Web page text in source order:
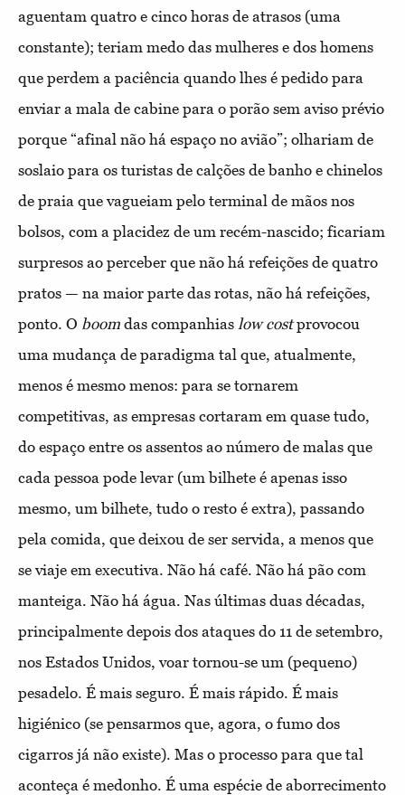
aguentam quatro e cinco horas de atrasos (uma
constante); teriam medo das mulheres e dos homens
que perdem a paciência quando lhes é pedido para
enviar a mala de cabine para o porão sem aviso prévio
porque “afinal não há espaço no avião”; olhariam de
soslaio para os turistas de calções de banho e chinelos
de praia que vagueiam pelo terminal de mãos nos
bolsos, com a placidez de um recém-nascido; ficariam
surpresos ao perceber que não há refeições de quatro
pratos — na maior parte das rotas, não há refeições,
ponto. O boom das companhias low costprovocou
uma mudança de paradigma tal que, atualmente,
menos é mesmo menos: para se tornarem
competitivas, as empresas cortaram em quase tudo,
do espaço entre os assentos ao número de malas que
cada pessoa pode levar (um bilhete é apenas isso
mesmo, um bilhete, tudo o resto é extra), passando
pela comida, que deixou de ser servida, a menos que
se viaje em executiva. Não há café. Não há pão com
manteiga. Não há água. Nas últimas duas décadas,
principalmente depois dos ataques do 11 de setembro,
nos Estados Unidos, voar tornou-se um (pequeno)
pesadelo. É mais seguro. É mais rápido. É mais
higiénico (se pensarmos que, agora, o fumo dos
cigarros já não existe). Mas o processo para que tal
aconteça é medonho. É uma espécie de aborrecimento